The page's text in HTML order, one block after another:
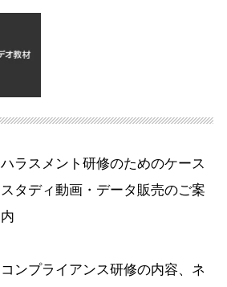
ハラスメント研修のためのケース
スタディ動画・データ販売のご案
内
コンプライアンス研修の内容、ネ